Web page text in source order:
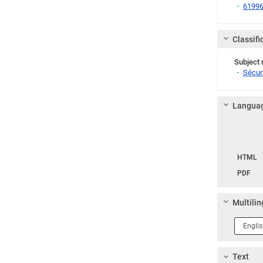
Subject
HTML
PDF
1
Text